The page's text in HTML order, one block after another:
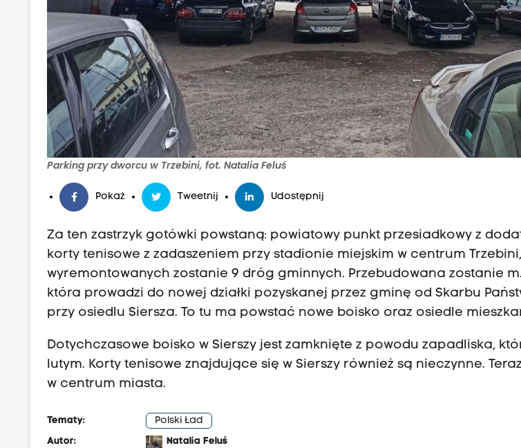
Parking przy dworcu w Trzebini, fot. Natalia Feluś
Pokaż Tweetnij Udostępnij
Za ten zastrzyk gotówki powstaną: powiatowy punkt przesiadkowy z
korty tenisowe z zadaszeniem przy stadionie miejskim w centrum
wyremontowanych zostanie 9 dróg gminnych. Przebudowana zostanie
która prowadzi do nowej działki pozyskanej przez gminę od Skarbu
przy osiedlu Siersza. To tu ma powstać nowe boisko oraz osiedle
Dotychczasowe boisko w Sierszy jest zamknięte z powodu zapadliska,
lutym. Korty tenisowe znajdujące się w Sierszy również są nieczynne.
w centrum miasta.
Tematy:
Polski Ład
Autor:
Natalia Feluś